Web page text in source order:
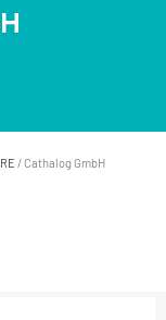
/Cathalog GmbH